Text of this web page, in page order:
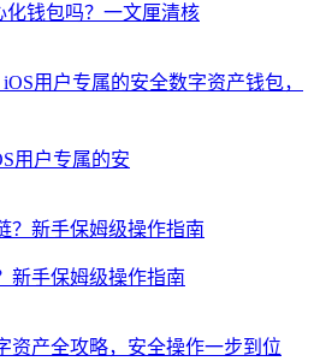
化钱包吗？一文厘清核
用户专属的安
新手保姆级操作指南